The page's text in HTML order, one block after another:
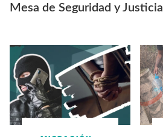
Mesa de Seguridad y Justicia